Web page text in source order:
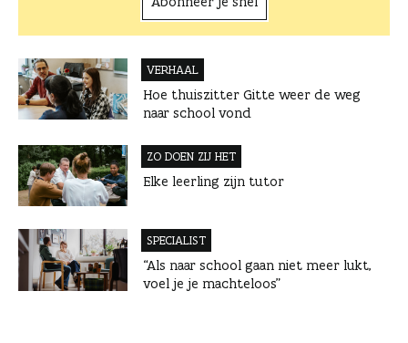
VERHAAL
Hoe thuiszitter Gitte weer de weg
naar school vond
ZO DOEN ZIJ HET
Elke leerling zijn tutor
SPECIALIST
“Als naar school gaan niet meer lukt,
voel je je machteloos”